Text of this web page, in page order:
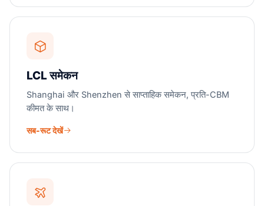
LCL समेकन
Shanghai और Shenzhen से साप्ताहिक समेकन, प्रति-CBM
कीमत के साथ।
सब-रूट देखें